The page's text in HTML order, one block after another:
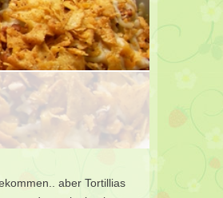
aber Tortillias